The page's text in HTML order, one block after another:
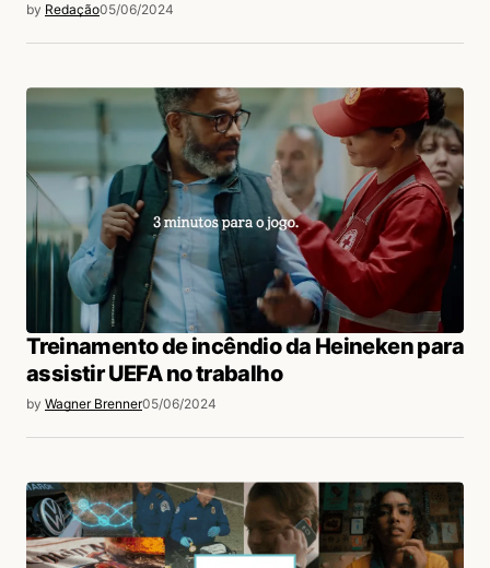
by Redação05/06/2024
Treinamento de incêndio da Heineken para
assistir UEFA no trabalho
by Wagner Brenner05/06/2024